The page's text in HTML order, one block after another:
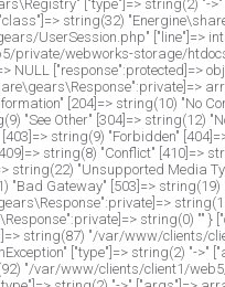
["type"]=> string(2)
string(32)
UserSession.php" ["line"]=>
webworks-storage/
NULL ["response":protected]=>
[204]=> string(10) "No
"See Other" [304]=> string(12)
string(9) "Forbidden"
string(8) "Conflict" [410]=>
string(22) "Unsupported Media
"Bad Gateway" [503]=>
string(0) ""
string(87) "/var/www/clients/
["type"]=> string(2) "->"
"/var/www/clients/client1/